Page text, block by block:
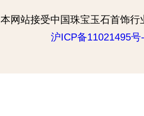
本网站接受中国珠宝玉石首饰行
沪ICP备11021495号